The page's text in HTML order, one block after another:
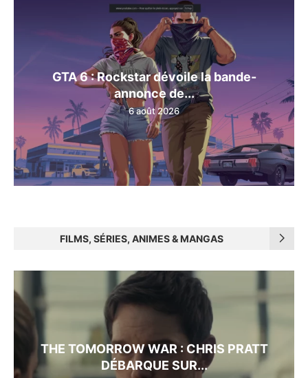
GTA 6 : Rockstar dévoile la bande-
annonce de...
6 août 2026
FILMS, SÉRIES, ANIMES & MANGAS
THE TOMORROW WAR : CHRIS PRATT
DÉBARQUE SUR...